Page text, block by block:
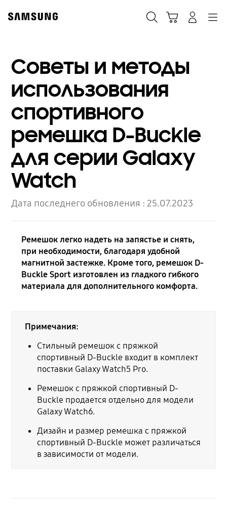
content
Советы и методы
использования
спортивного
ремешка D-Buckle
для серии Galaxy
Watch
Дата последнего обновления :25.07.2023
Ремешок легко надеть на запястье и снять,
при необходимости, благодаря удобной
магнитной застежке. Кроме того, ремешок D-
Buckle Sport изготовлен из гладкого гибкого
материала для дополнительного комфорта.
Примечания:
Стильный ремешок с пряжкой
спортивный D-Buckle входит в комплект
поставки Galaxy Watch5 Pro.
Ремешок c пряжкой спортивный D-
Buckle продается отдельно для модели
Galaxy Watch6.
Дизайн и размер ремешка с пряжкой
спортивный D-Buckle может различаться
в зависимости от модели.